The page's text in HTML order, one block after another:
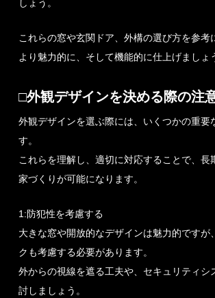
しょう。
これらの窓や玄関ドア、外構の選び方を参考
より魅力的に、そして機能的に仕上げましょ
□外観デザインを決める際の注
外観デザインを選ぶ際には、いくつかの重要
す。
これらを理解し、適切に対応することで、長
家づくりが可能になります。
1:防犯性を考慮する
大きな窓や開放的なデザインは魅力的ですが
クも考慮する必要があります。
外からの視線を遮る工夫や、セキュリティシ
討しましょう。